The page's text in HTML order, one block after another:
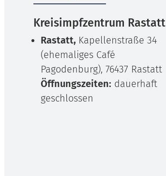
Kreisimpfzentrum Rastatt
Rastatt, Kapellenstraße 34
(ehemaliges Café
Pagodenburg), 76437 Rastatt
Öffnungszeiten: dauerhaft
geschlossen